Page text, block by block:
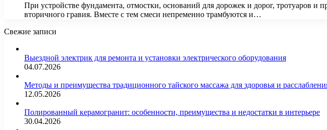
При устройстве фундамента, отмостки, оснований для дорожек и дорог, тротуаров
вторичного гравия. Вместе с тем смеси непременно трамбуются и…
Свежие записи
Выездной электрик для ремонта и установки электрического оборудования
04.07.2026
Методы и преимущества традиционного тайского массажа для здоровья и
12.05.2026
Полированный керамогранит: особенности, преимущества и недостатки в интерьере
30.04.2026